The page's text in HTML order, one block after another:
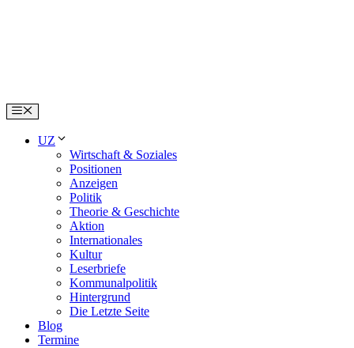
Menu
UZ
Wirtschaft & Soziales
Positionen
Anzeigen
Politik
Theorie & Geschichte
Aktion
Internationales
Kultur
Leserbriefe
Kommunalpolitik
Hintergrund
Die Letzte Seite
Blog
Termine